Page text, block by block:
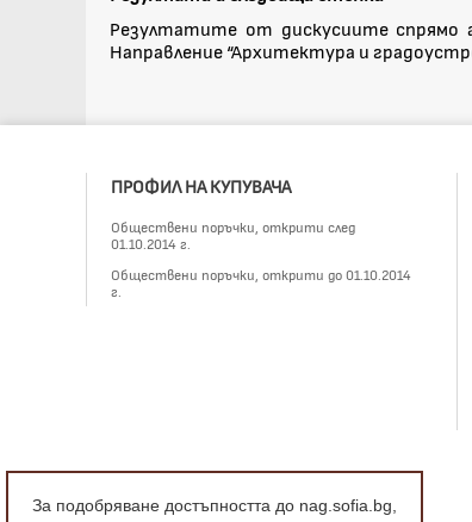
Резултатите от дискусиите спрямо
Направление “Архитектура и
ПРОФИЛ НА КУПУВАЧА
Обществени поръчки, открити след
01.10.2014 г.
Обществени поръчки, открити до 01.10.2014
г.
За подобряване достъпността до nag.sofia.bg,